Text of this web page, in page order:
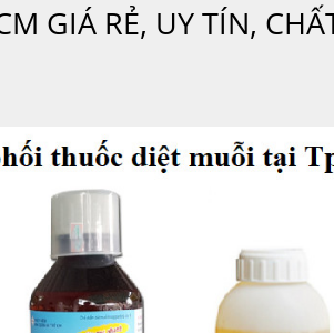
GIÁ RẺ, UY TÍN,